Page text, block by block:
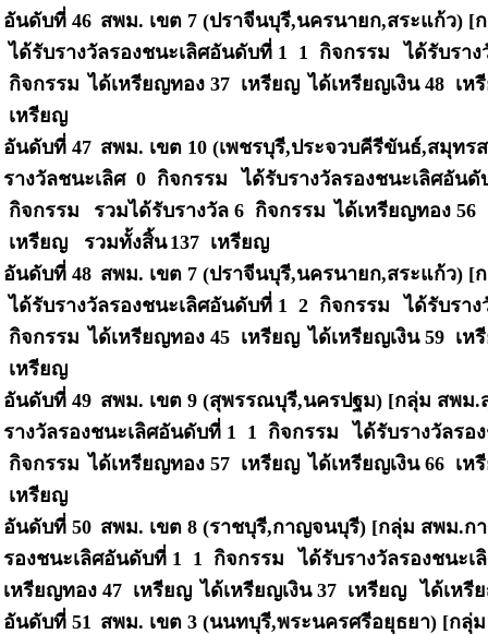
อันดับที่ 46 สพม. เขต 7 (ปราจีนบุรี,นครนายก,สระแก้ว)
ได้รับรางวัลรองชนะเลิศอันดับที่ 1 1 กิจกรรม
ได้รับรา
กิจกรรม ได้เหรียญทอง 37 เหรียญ ได้เหรียญเงิน 48 เ
เหรียญ
อันดับที่ 47 สพม. เขต 10 (เพชรบุรี,ประจวบคีรีขันธ์,สมุท
รางวัลชนะเลิศ 0 กิจกรรม
ได้รับรางวัลรองชนะเลิศอัน
กิจกรรม
รวมได้รับรางวัล 6 กิจกรรม ได้เหรียญทอง
เหรียญ รวมทั้งสิ้น 137 เหรียญ
อันดับที่ 48 สพม. เขต 7 (ปราจีนบุรี,นครนายก,สระแก้ว)
ได้รับรางวัลรองชนะเลิศอันดับที่ 1 2 กิจกรรม
ได้รับรา
กิจกรรม ได้เหรียญทอง 45 เหรียญ ได้เหรียญเงิน 59 เ
เหรียญ
อันดับที่ 49 สพม. เขต 9 (สุพรรณบุรี,นครปฐม) [กลุ่ม สพม
รางวัลรองชนะเลิศอันดับที่ 1 1 กิจกรรม
ได้รับรางวัลร
กิจกรรม ได้เหรียญทอง 57 เหรียญ ได้เหรียญเงิน 66 เ
เหรียญ
อันดับที่ 50 สพม. เขต 8 (ราชบุรี,กาญจนบุรี) [กลุ่ม สพม.ก
รองชนะเลิศอันดับที่ 1 1 กิจกรรม
ได้รับรางวัลรองชนะ
เหรียญทอง 47 เหรียญ ได้เหรียญเงิน 37 เหรียญ
ได้เหรี
อันดับที่ 51 สพม. เขต 3 (นนทบุรี,พระนครศรีอยุธยา) [กลุ่